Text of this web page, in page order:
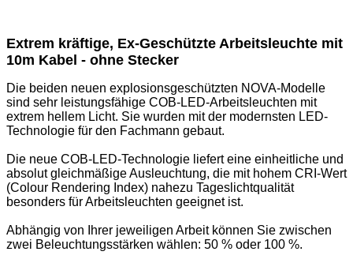
Extrem kräftige, Ex-Geschützte Arbeitsleuchte mit
10m Kabel - ohne Stecker
Die beiden neuen explosionsgeschützten NOVA-Modelle
sind sehr leistungsfähige COB-LED-Arbeitsleuchten mit
extrem hellem Licht. Sie wurden mit der modernsten LED-
Technologie für den Fachmann gebaut.
Die neue COB-LED-Technologie liefert eine einheitliche und
absolut gleichmäßige Ausleuchtung, die mit hohem CRI-Wert
(Colour Rendering Index) nahezu Tageslichtqualität
besonders für Arbeitsleuchten geeignet ist.
Abhängig von Ihrer jeweiligen Arbeit können Sie zwischen
zwei Beleuchtungsstärken wählen: 50 % oder 100 %.